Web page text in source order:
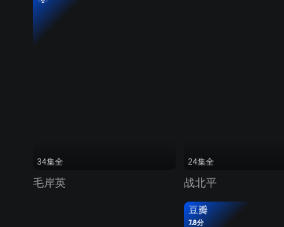
34集全
毛岸英
24集全
战北平
豆瓣
7.8分